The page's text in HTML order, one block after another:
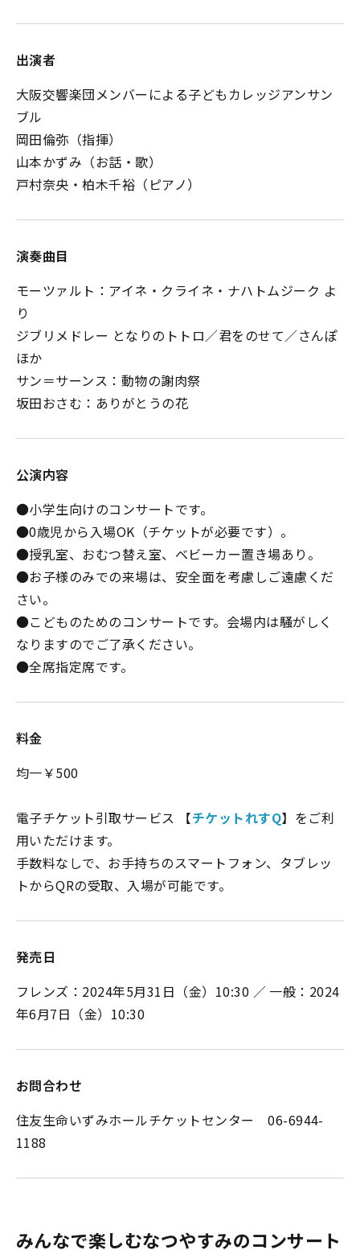
出演者
大阪交響楽団メンバーによる子どもカレッジアンサン
ブル
岡田倫弥（指揮）
山本かずみ（お話・歌）
戸村奈央・柏木千裕（ピアノ）
演奏曲目
モーツァルト：アイネ・クライネ・ナハトムジーク よ
り
ジブリメドレー となりのトトロ／君をのせて／さんぽ
ほか
サン＝サーンス：動物の謝肉祭
坂田おさむ：ありがとうの花
公演内容
●小学生向けのコンサートです。
●0歳児から入場OK（チケットが必要です）。
●授乳室、おむつ替え室、ベビーカー置き場あり。
●お子様のみでの来場は、安全面を考慮しご遠慮くだ
さい。
●こどものためのコンサートです。会場内は騒がしく
なりますのでご了承ください。
●全席指定席です。
料金
均一￥500
電子チケット引取サービス 【チケットれすQ】をご利
用いただけます。
手数料なしで、お手持ちのスマートフォン、タブレッ
トからQRの受取、入場が可能です。
発売日
フレンズ：2024年5月31日（金）10:30 ／ 一般：2024
年6月7日（金）10:30
お問合わせ
住友生命いずみホールチケットセンター 06-6944-
1188
みんなで楽しむなつやすみのコンサート